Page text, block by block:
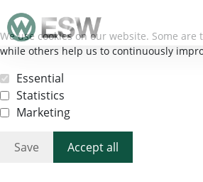
We use cookies on our website. Some are
while others help us to continuously
Essential
Statistics
Marketing
Save Accept all
DE